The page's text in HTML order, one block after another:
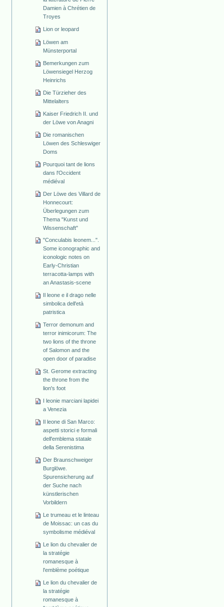
Damien à Chrétien de
Troyes
Lion or leopard
Löwen am
Münsterportal
Bemerkungen zum
Löwensiegel Herzog
Heinrichs
Die Türzieher des
Mittelalters
Kaiser Friedrich II. und
der Löwe von Anagni
Die romanischen
Löwen des Schleswiger
Doms
Pourquoi tant de lions
dans l'Occident
médiéval
Der Löwe des Villard de
Honnecourt:
Überlegungen zum
Thema "Kunst und
Wissenschaft"
"Conculabis leonem...".
Some iconographic and
iconologic notes on
Early-Christian
terracotta-lamps with
an Anastasis-scene
Il leone e il drago nelle
simbolica dell'età
patristica
Terror demonum and
terror inimicorum: The
two lions of the throne
of Salomon and the
open door of paradise
St. Gerome extracting
the throne from the
lion's foot
I leonie marciani lapidei
a Venezia
Il leone di San Marco:
aspetti storici e formali
dell'emblema statale
della Serenistima
Der Braunschweiger
Burglöwe.
Spurensicherung auf
der Suche nach
künstlerischen
Vorbildern
Le trumeau et le linteau
de Moissac: un cas du
symbolisme médiéval
Le lion du chevalier de
la stratégie
romanesque à
l'emblème poétique
Le lion du chevalier de
la stratégie
romanesque à